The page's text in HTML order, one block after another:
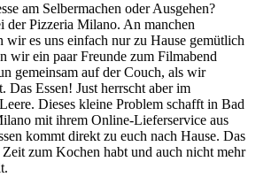
am Selbermachen oder Ausgehen?
der Pizzeria Milano. An manchen
wir es uns einfach nur zu Hause gemütlich
wir ein paar Freunde zum Filmabend
gemeinsam auf der Couch, als wir
Das Essen! Just herrscht aber im
Dieses kleine Problem schafft in Bad
mit ihrem Online-Lieferservice aus
kommt direkt zu euch nach Hause. Das
zum Kochen habt und auch nicht mehr